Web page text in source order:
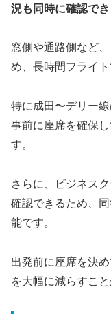
況も同時に確認でき
窓側や通路側など
め、長時間フライ
特に成田〜デリー
事前に座席を確保
す。
さらに、ビジネス
確認できるため、
能です。
出発前に座席を決
を大幅に減らすこと